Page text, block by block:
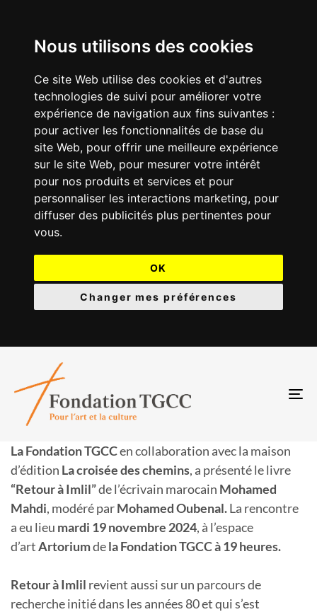
Nous utilisons des cookies
Ce site Web utilise des cookies et d'autres
technologies de suivi pour améliorer votre
expérience de navigation aux fins suivantes :
pour activer les fonctionnalités de base du
site Web, pour offrir une meilleure expérience
sur le site Web, pour mesurer votre intérêt
pour nos produits et services et pour
personnaliser les interactions marketing, pour
diffuser des publicités plus pertinentes pour
vous.
OK
Changer mes préférences
La Fondation TGCCen collaboration avec la maison
d’édition La croisée des chemins, a présenté le livre
“Retour à Imlil”de l’écrivain marocain Mohamed
Mahdi, modéré parMohamed Oubenal.La rencontre
a eu lieu mardi 19 novembre 2024, à l’espace
d’artArtoriumdela Fondation TGCC à 19 heures.
Retour à Imlil revient aussi sur un parcours de
recherche initié dans les années 80 et qui s’est